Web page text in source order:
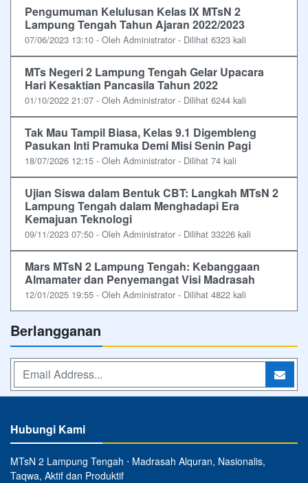
Pengumuman Kelulusan Kelas IX MTsN 2
Lampung Tengah Tahun Ajaran 2022/2023
07/06/2023 13:10 - Oleh Administrator - Dilihat 6323 kali
MTs Negeri 2 Lampung Tengah Gelar Upacara
Hari Kesaktian Pancasila Tahun 2022
01/10/2022 21:07 - Oleh Administrator - Dilihat 6244 kali
Tak Mau Tampil Biasa, Kelas 9.1 Digembleng
Pasukan Inti Pramuka Demi Misi Senin Pagi
18/07/2026 12:15 - Oleh Administrator - Dilihat 74 kali
Ujian Siswa dalam Bentuk CBT: Langkah MTsN 2
Lampung Tengah dalam Menghadapi Era
Kemajuan Teknologi
09/11/2023 07:50 - Oleh Administrator - Dilihat 33226 kali
Mars MTsN 2 Lampung Tengah: Kebanggaan
Almamater dan Penyemangat Visi Madrasah
12/01/2025 19:55 - Oleh Administrator - Dilihat 4822 kali
Berlangganan
Hubungi Kami
MTsN 2 Lampung Tengah ⋅ Madrasah Alquran, Nasionalis,
Taqwa, Aktif dan Produktif